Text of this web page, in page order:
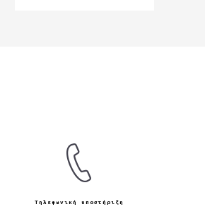
Τηλεφωνική υποστήριξη